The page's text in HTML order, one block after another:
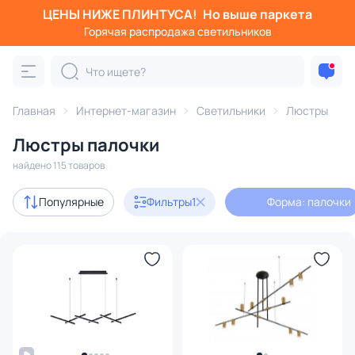
ЦЕНЫ НИЖЕ ПЛИНТУСА! Но выше паркета
Горячая распродажа светильников
Главная Интернет-магазин Светильники Люстры
Люстры палочки
найдено 115 товаров
Популярные Фильтры1 Форма: палочки
Фильтры
Категория:
подвесные потолочные
Акции 15
Дизайнерский свет 19
Доставка